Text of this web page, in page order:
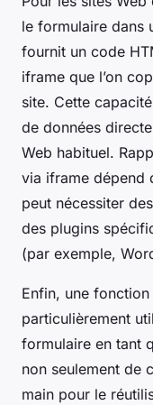
le formulaire dans
fournit un code
iframe que l’on
site. Cette
de données
Web habituel.
via iframe dépend
peut nécessiter
des plugins
(par exemple,
Enfin, une
particulièrement
formulaire en tant
non seulement de
main pour le